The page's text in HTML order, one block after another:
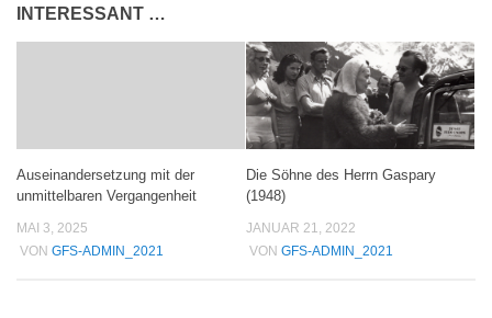
INTERESSANT …
Auseinandersetzung mit der
unmittelbaren Vergangenheit
MAI 3, 2025
VON GFS-ADMIN_2021
Die Söhne des Herrn Gaspary
(1948)
JANUAR 21, 2022
VON GFS-ADMIN_2021